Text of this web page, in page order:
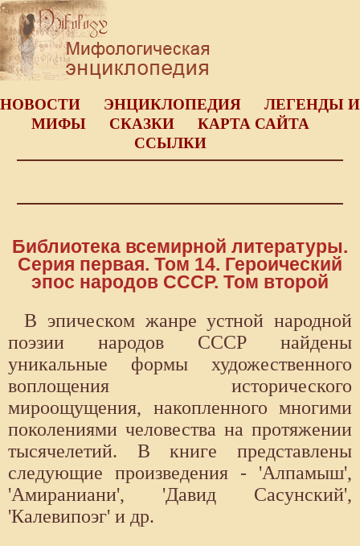
НОВОСТИ ЭНЦИКЛОПЕДИЯ
ЛЕГЕНДЫ И
МИФЫ
СКАЗКИ
КАРТА САЙТА
ССЫЛКИ
Библиотека всемирной литературы.
Серия первая. Том 14. Героический
эпос народов СССР. Том второй
В эпическом жанре устной народной
поэзии народов СССР найдены
уникальные формы художественного
воплощения исторического
мироощущения, накопленного многими
поколениями человества на протяжении
тысячелетий. В книге представлены
следующие произведения - 'Алпамыш',
'Амираниани', 'Давид Сасунский',
'Калевипоэг' и др.